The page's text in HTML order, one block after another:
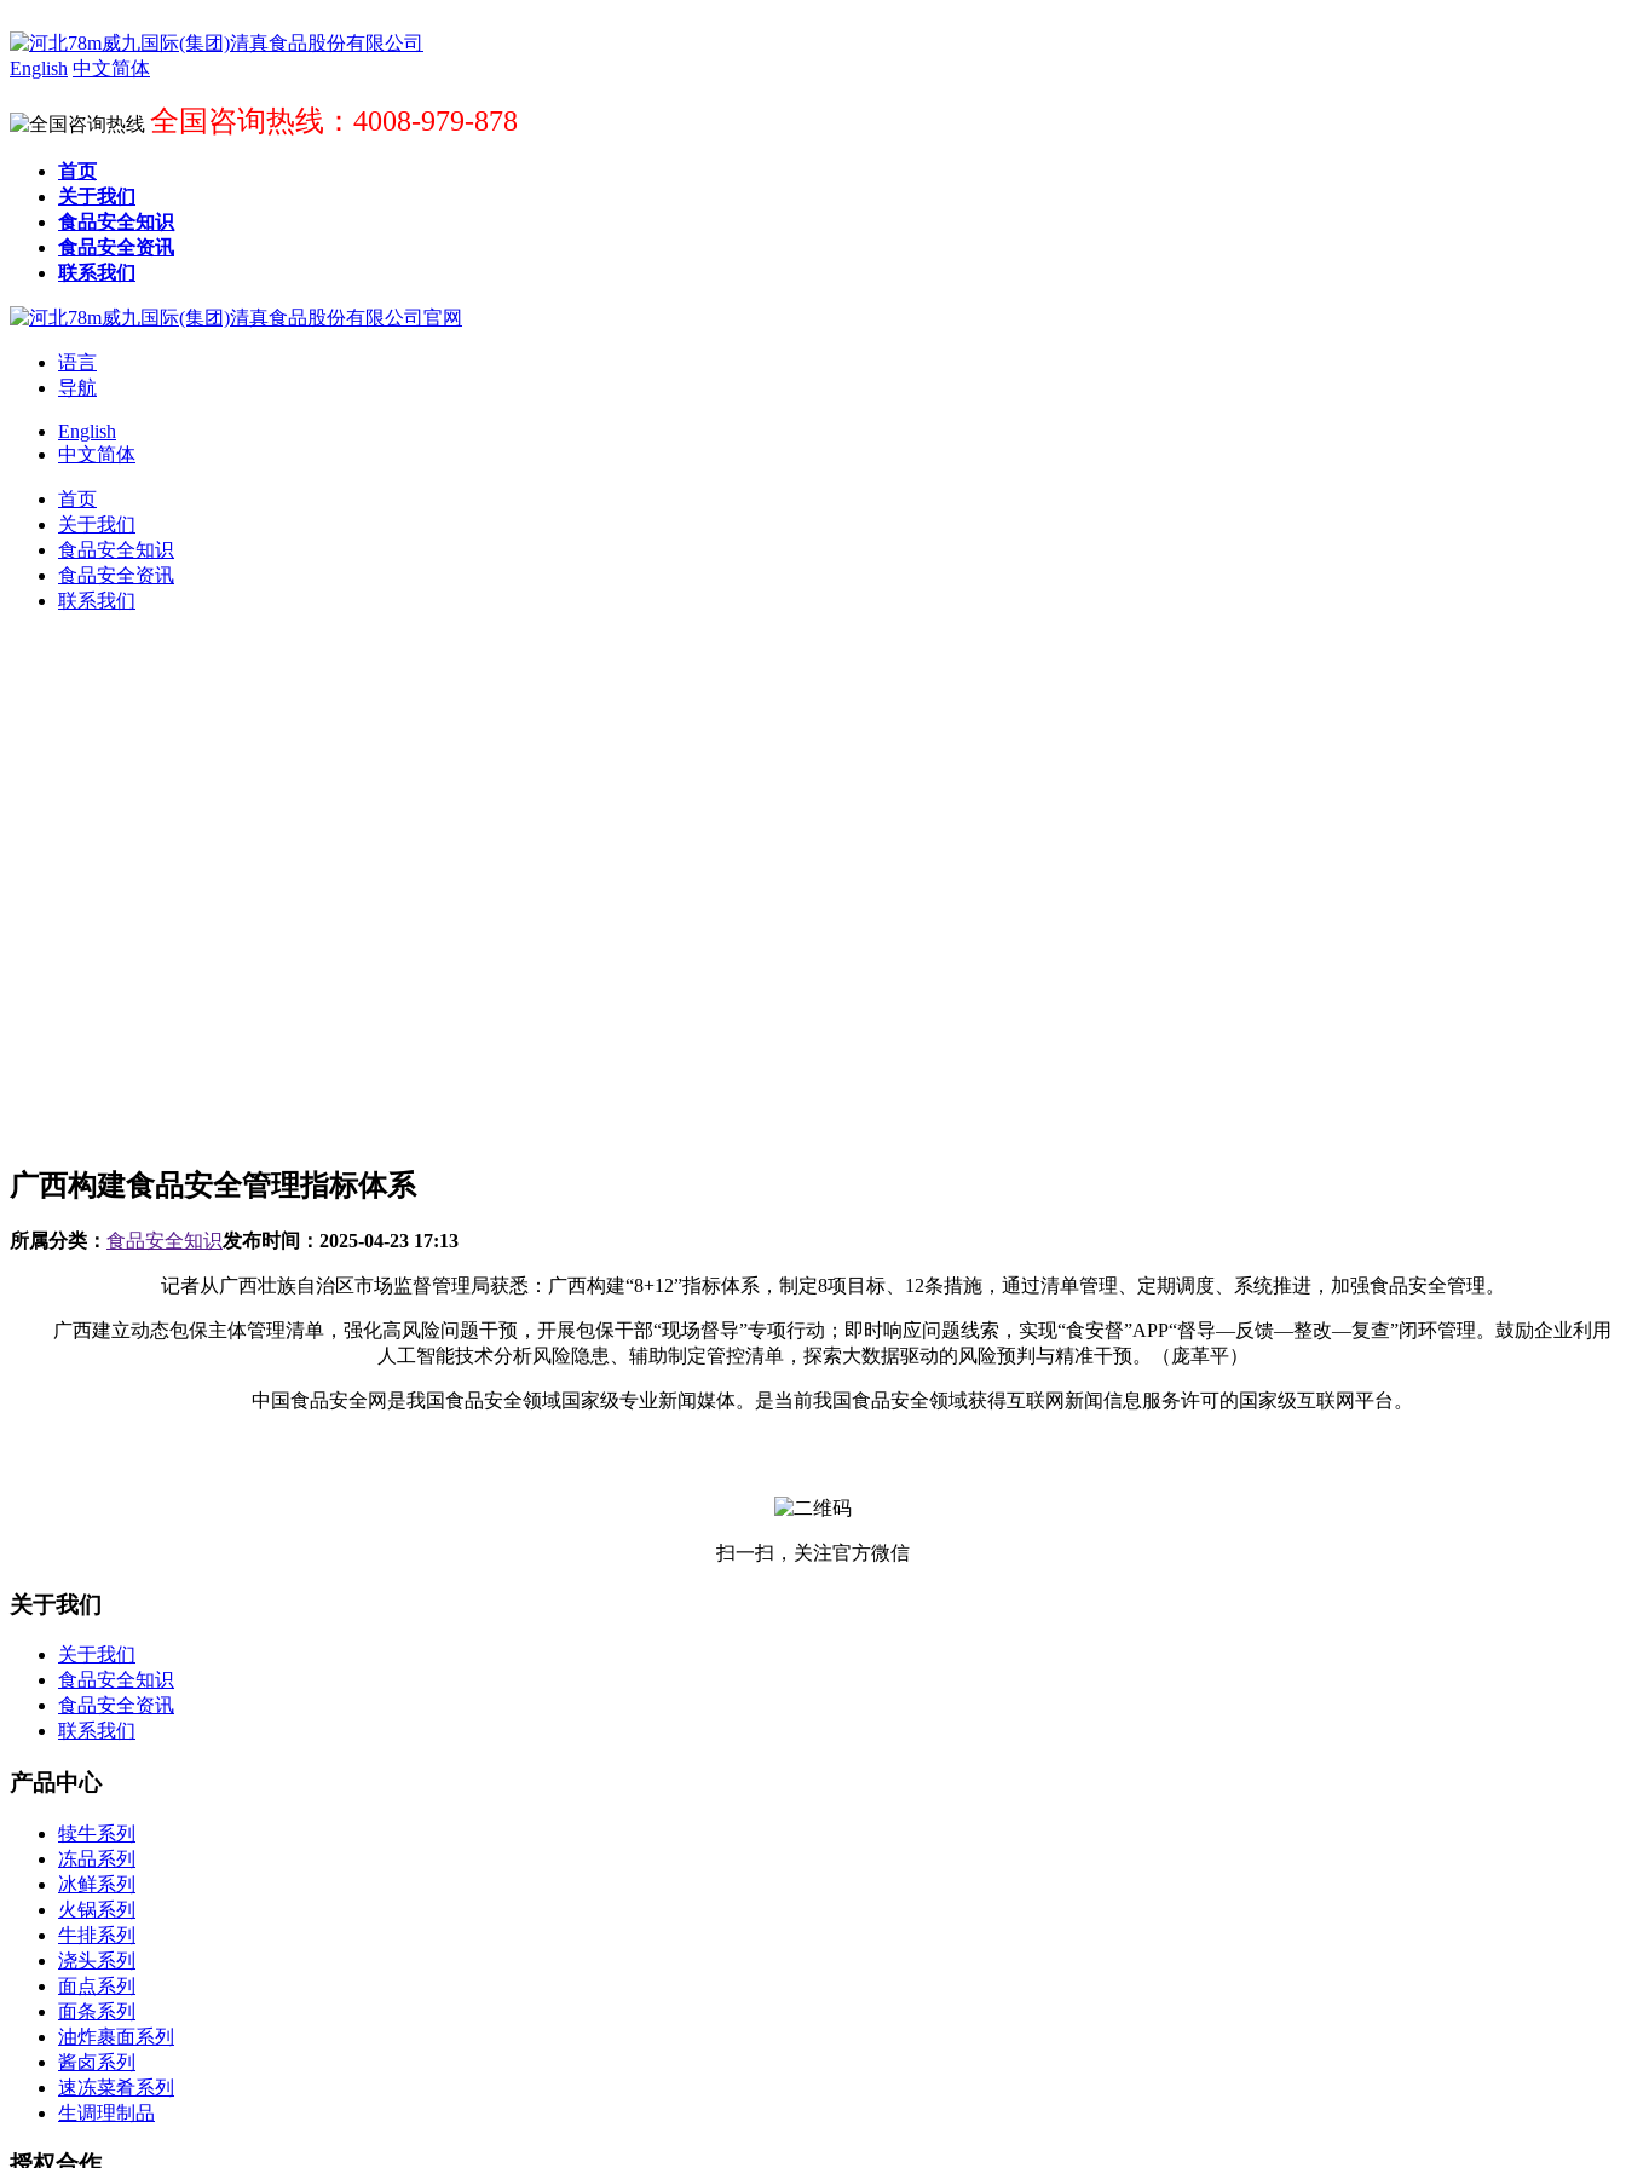
English 中文简体
全国咨询热线：4008-979-878
首页
关于我们
食品安全知识
食品安全资讯
联系我们
语言
导航
English
中文简体
首页
关于我们
食品安全知识
食品安全资讯
联系我们
广西构建食品安全管理指标体系
所属分类： 食品安全知识发布时间： 2025-04-23 17:13
记者从广西壮族自治区市场监督管理局获悉：广西构建“8+12”指标体系，制定8项目标、12条措施，通过清单管理、定期调度、系统推进，加强食品安全管理。
广西建立动态包保主体管理清单，强化高风险问题干预，开展包保干部“现场督导”专项行动；即时响应问题线索，实现“食安督”APP“督导—反馈—整改—复查”闭环管理。鼓励企业利用
人工智能技术分析风险隐患、辅助制定管控清单，探索大数据驱动的风险预判与精准干预。（庞革平）
中国食品安全网是我国食品安全领域国家级专业新闻媒体。是当前我国食品安全领域获得互联网新闻信息服务许可的国家级互联网平台。
扫一扫，关注官方微信
关于我们
关于我们
食品安全知识
食品安全资讯
联系我们
产品中心
犊牛系列
冻品系列
冰鲜系列
火锅系列
牛排系列
浇头系列
面点系列
面条系列
油炸裹面系列
酱卤系列
速冻菜肴系列
生调理制品